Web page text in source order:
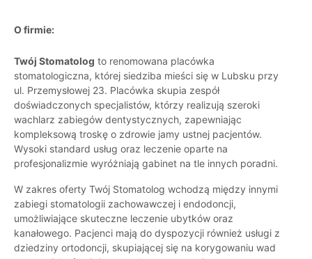
O firmie:
Twój Stomatolog to renomowana placówka
stomatologiczna, której siedziba mieści się w Lubsku przy
ul. Przemysłowej 23. Placówka skupia zespół
doświadczonych specjalistów, którzy realizują szeroki
wachlarz zabiegów dentystycznych, zapewniając
kompleksową troskę o zdrowie jamy ustnej pacjentów.
Wysoki standard usług oraz leczenie oparte na
profesjonalizmie wyróżniają gabinet na tle innych poradni.
W zakres oferty Twój Stomatolog wchodzą między innymi
zabiegi stomatologii zachowawczej i endodoncji,
umożliwiające skuteczne leczenie ubytków oraz
kanałowego. Pacjenci mają do dyspozycji również usługi z
dziedziny ortodoncji, skupiającej się na korygowaniu wad